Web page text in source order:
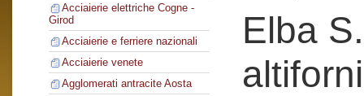
Acciaierie elettriche Cogne -
Girod
Acciaierie e ferriere nazionali
Acciaierie venete
Agglomerati antracite Aosta
Elba
altiforni